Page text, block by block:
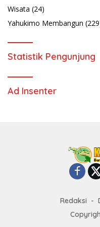
Wisata (24)
Yahukimo Membangun
Statistik Pengunjung
Ad Insenter
Redaksi